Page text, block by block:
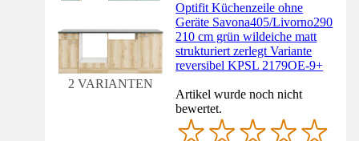
2 VARIANTEN
Optifit Küchenzeile ohne
Geräte Savona405/Livorno290
210 cm grün wildeiche matt
strukturiert zerlegt Variante
reversibel KPSL 2179OE-9+
Artikel wurde noch nicht
bewertet.